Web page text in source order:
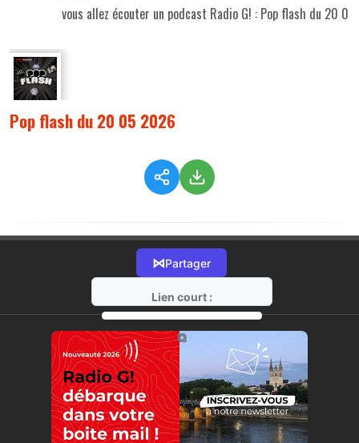
vous allez écouter un podcast Radio G! : Pop flash du 20
Pop flash du 20 05 2026
⋈Partager
Lien court :
https://radio-g.fr?22079
⧉